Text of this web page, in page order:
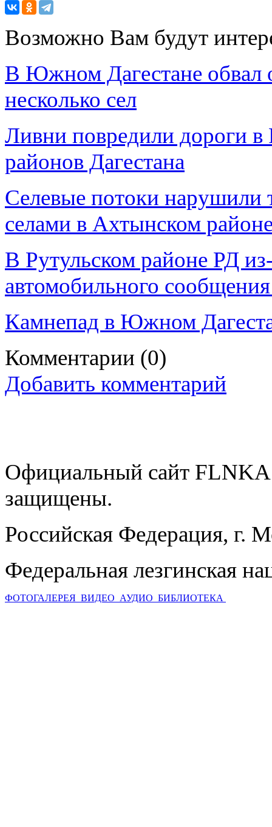
Возможно Вам будут
В Южном Дагестане обвал
несколько сел
Ливни повредили дороги в
районов Дагестана
Селевые потоки нарушили
селами в Ахтынском
В Рутульском районе РД
автомобильного
Камнепад в Южном
Комментарии (0)
Добавить комментарий
Официальный сайт
защищены.
Российская Федерация, г.
Федеральная лезгинская
ФОТОГАЛЕРЕЯ ВИДЕО АУДИО БИБЛИОТЕКА